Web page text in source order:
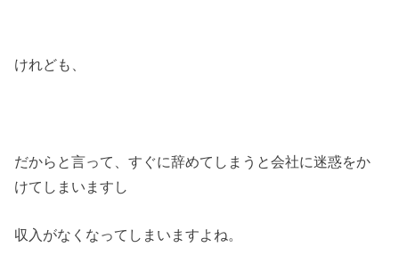
けれども、
だからと言って、すぐに辞めてしまうと会社に迷惑をか
けてしまいますし
収入がなくなってしまいますよね。